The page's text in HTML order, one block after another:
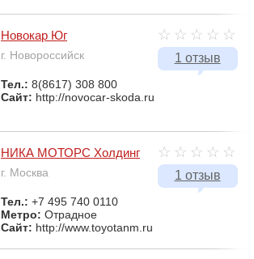
1 отзыв
Новокар Юг
г. Новороссийск
Тел.: 8(8617) 308 800
Сайт: http://novocar-skoda.ru
1 отзыв
НИКА МОТОРС Холдинг
г. Москва
Тел.: +7 495 740 0110
Метро: Отрадное
Сайт: http://www.toyotanm.ru